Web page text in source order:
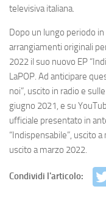
televisiva italiana.
Dopo un lungo periodo
arrangiamenti originali
2022 il suo nuovo EP
LaPOP. Ad anticipare
noi”, uscito in radio e
giugno 2021, e su
ufficiale presentato in
“Indispensabile”, uscito
uscito a marzo 2022.
Condividi l'articolo: